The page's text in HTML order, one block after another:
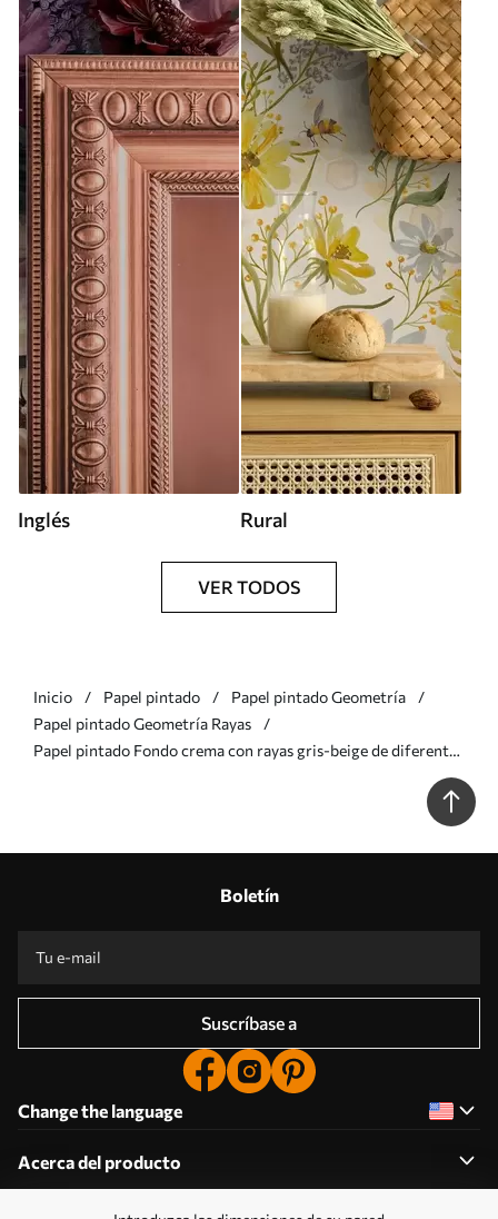
Inglés Rural
VER TODOS
Inicio Papel pintado
Papel pintado Geometría
Papel pintado Geometría Rayas
Papel pintado Fondo crema con rayas gris-beige de diferentes
Boletín
Suscríbase a
Change the language
Acerca del producto